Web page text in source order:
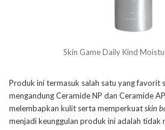
Skin Game Daily Kind
Produk ini termasuk salah satu yang favorit
mengandung Ceramide NP dan Ceramide
melembapkan kulit serta memperkuatskin
menjadi keunggulan produk ini adalah tidak